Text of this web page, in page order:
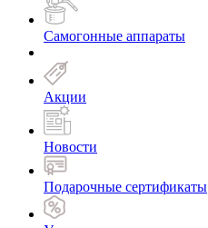
Самогонные аппараты
Акции
Новости
Подарочные сертификаты